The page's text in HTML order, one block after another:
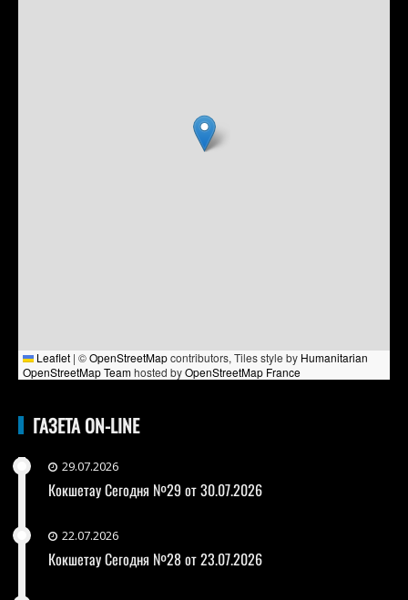
Leaflet | ©OpenStreetMapcontributors, Tiles style by Humanitarian
OpenStreetMap Teamhosted byOpenStreetMap France
ГАЗЕТА ON-LINE
29.07.2026
Кокшетау Сегодня №29 от 30.07.2026
22.07.2026
Кокшетау Сегодня №28 от 23.07.2026